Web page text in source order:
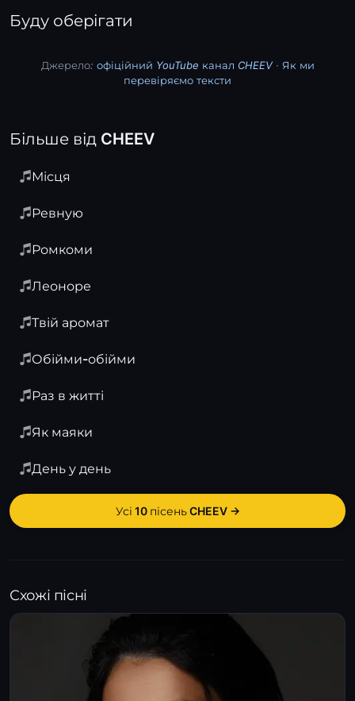
Буду оберігати
Джерело: офіційний YouTube канал CHEEV· Як ми
перевіряємо тексти
Більше від CHEEV
Місця
Ревную
Ромкоми
Леоноре
Твій аромат
Обійми-обійми
Раз в житті
Як маяки
День у день
Усі 10 пісень CHEEV →
Схожі пісні